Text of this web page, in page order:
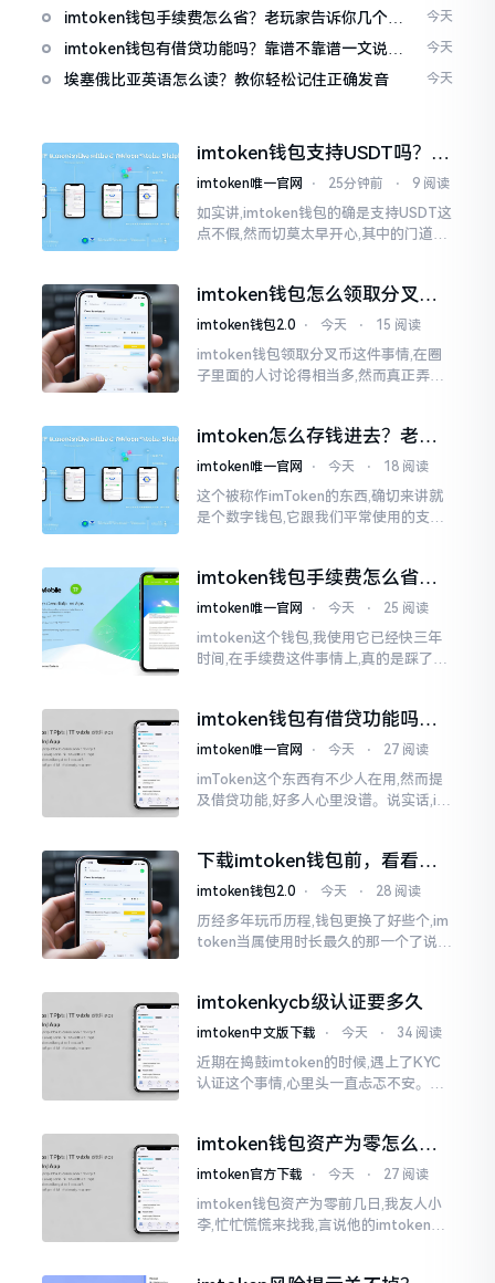
imtoken钱包手续费怎么省？老玩家告诉你几个实
在招
今天
imtoken钱包有借贷功能吗？靠谱不靠谱一文说清
楚
今天
埃塞俄比亚英语怎么读？教你轻松记住正确发音 今天
imtoken钱包支持USDT吗？转
账提现全攻略
imtoken唯一官网 ⋅ 25分钟前 ⋅ 9 阅读
如实讲,imtoken钱包的确是支持USDT这
点不假,然而切莫太早开心,其中的门道是
费高得主子心疼
imtoken钱包怎么领取分叉
币？老手教你避坑
imtoken钱包2.0 ⋅ 今天 ⋅ 15 阅读
imtoken钱包领取分叉币这件事情,在圈
子里面的人讨论得相当多,然而真正弄明
imtoken怎么存钱进去？老玩
家教你把钱转进钱包
imtoken唯一官网 ⋅ 今天 ⋅ 18 阅读
这个被称作imToken的东西,确切来讲就
是个数字钱包,它跟我们平常使用的支付
时候都会陷入困惑
imtoken钱包手续费怎么省？
老玩家告诉你几个实在招
imtoken唯一官网 ⋅ 今天 ⋅ 25 阅读
imtoken这个钱包,我使用它已经快三年
时间,在手续费这件事情上,真的是踩了好
imtoken钱包有借贷功能吗？
靠谱不靠谱一文说清楚
imtoken唯一官网 ⋅ 今天 ⋅ 27 阅读
imToken这个东西有不少人在用,然而提
及借贷功能,好多人心里没谱。说实话,im
议
下载imtoken钱包前，看看老
用户都咋说
imtoken钱包2.0 ⋅ 今天 ⋅ 28 阅读
历经多年玩币历程,钱包更换了好些个,im
token当属使用时长最久的那一个了说实
imtokenkycb级认证要多久
imtoken中文版下载 ⋅ 今天 ⋅ 34 阅读
近期在捣鼓imtoken的时候,遇上了KYC
认证这个事情,心里头一直忐忑不安。B
说的都不一样
imtoken钱包资产为零怎么找
回？老张教你几招
imtoken官方下载 ⋅ 今天 ⋅ 27 阅读
imtoken钱包资产为零前几日,我友人小
李,忙忙慌慌来找我,言说他的imtoken钱